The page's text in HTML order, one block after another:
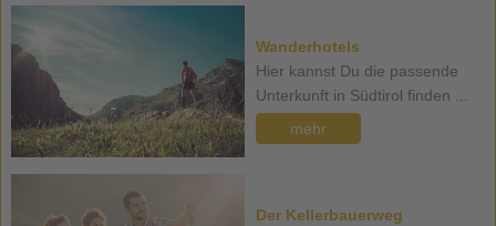
Wanderhotels
Hier kannst Du die passende
Unterkunft in Südtirol finden ...
mehr
Der Kellerbauerweg